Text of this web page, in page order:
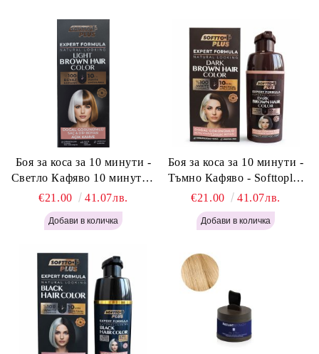
Боя за коса за 10 минути -
Светло Кафяво 10 минути -
Softtoplus Expert Woman
Light Brown 400мл
€21.00 41.07лв.
Боя за коса за 10 минути -
Тъмно Кафяво - Softtoplus
Expert Woman Dark Brown
400 мл
€21.00 41.07лв.